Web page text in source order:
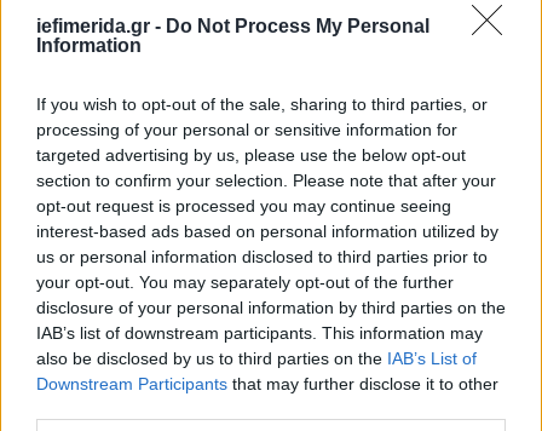
iefimerida.gr - Do Not Process My Personal
Information
If you wish to opt-out of the sale, sharing to third parties, or
processing of your personal or sensitive information for
targeted advertising by us, please use the below opt-out
section to confirm your selection. Please note that after your
opt-out request is processed you may continue seeing
interest-based ads based on personal information utilized by
us or personal information disclosed to third parties prior to
your opt-out. You may separately opt-out of the further
disclosure of your personal information by third parties on the
IAB’s list of downstream participants. This information may
also be disclosed by us to third parties on the IAB’s List of
Downstream Participants that may further disclose it to other
Το βρέφος μεταφέρθηκε το Σάββατο από
νοσοκομείο του Νότιγχαμ στην κεντρική Αγγλία σε
ένα κέντρο περίθαλψης όπου αποσυνδέθηκε από τα
μηχανήματα.
Την περασμένη εβδομάδα η ιταλική κυβέρνηση
χορήγησε στην μικρή την ιταλική υπηκοότητα σε
μια απέλπιδα προσπάθεια να μην αποσυνδεθεί από
τα μηχανήματα και να της επιτραπεί να μεταφερθεί